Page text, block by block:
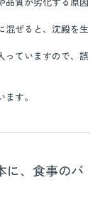
混ぜると、沈殿を生
っていますので、誤
す。
に、食事のバ